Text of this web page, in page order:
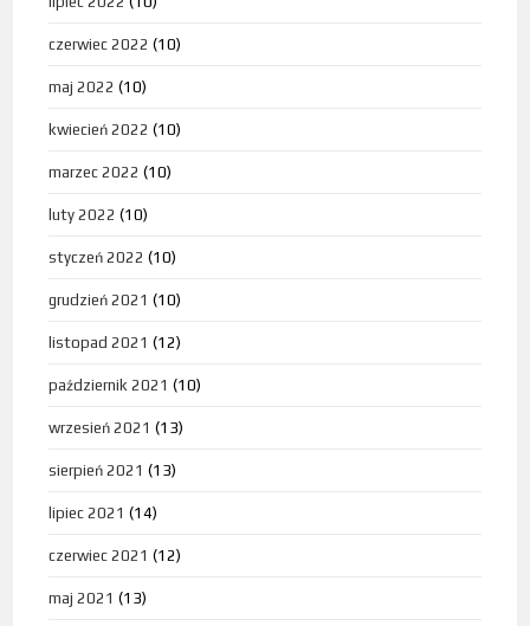
czerwiec 2022 (10)
maj 2022 (10)
kwiecień 2022 (10)
marzec 2022 (10)
luty 2022 (10)
styczeń 2022 (10)
grudzień 2021 (10)
listopad 2021 (12)
październik 2021 (10)
wrzesień 2021 (13)
sierpień 2021 (13)
lipiec 2021 (14)
czerwiec 2021 (12)
maj 2021 (13)